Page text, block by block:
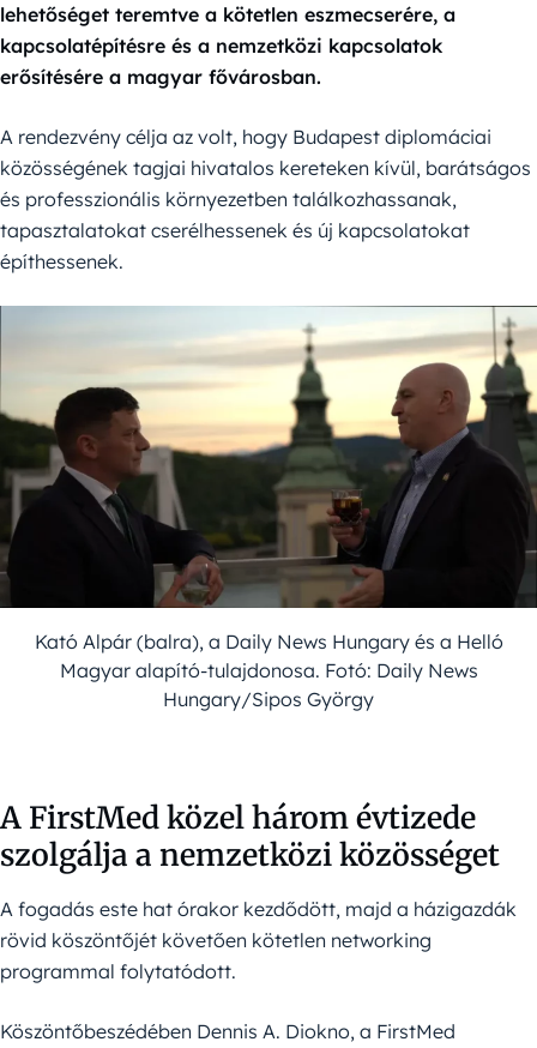
lehetőséget teremtve a kötetlen eszmecserére, a
kapcsolatépítésre és a nemzetközi kapcsolatok
erősítésére a magyar fővárosban.
A rendezvény célja az volt, hogy Budapest diplomáciai
közösségének tagjai hivatalos kereteken kívül, barátságos
és professzionális környezetben találkozhassanak,
tapasztalatokat cserélhessenek és új kapcsolatokat
építhessenek.
Kató Alpár (balra), a Daily News Hungary és a Helló
Magyar alapító-tulajdonosa. Fotó: Daily News
Hungary/Sipos György
A FirstMed közel három évtizede
szolgálja a nemzetközi közösséget
A fogadás este hat órakor kezdődött, majd a házigazdák
rövid köszöntőjét követően kötetlen networking
programmal folytatódott.
Köszöntőbeszédében Dennis A. Diokno, a FirstMed